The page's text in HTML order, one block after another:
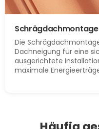
Schrägdachmontage
Die
Dachneigung für eine
ausgerichtete
maximale